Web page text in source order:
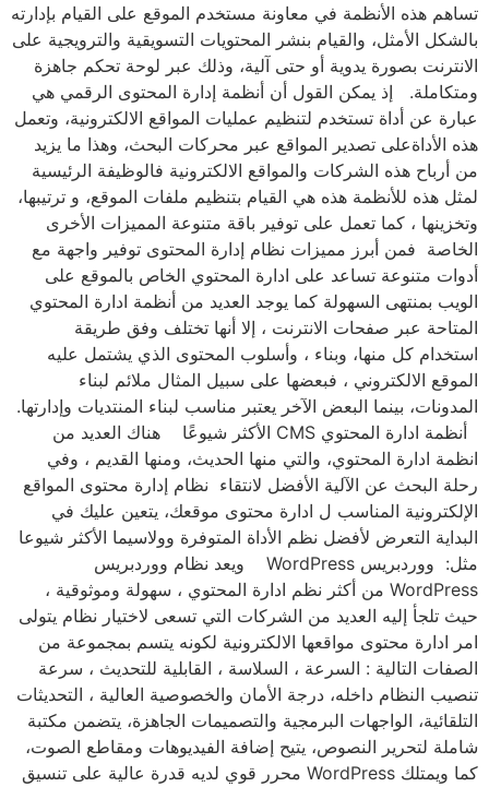
تساهم هذه الأنظمة في معاونة مستخدم الموقع على القيام بإدارته
بالشكل الأمثل، والقيام بنشر المحتويات التسويقية والترويجية على
الانترنت بصورة يدوية أو حتى آلية، وذلك عبر لوحة تحكم جاهزة
ومتكاملة. إذ يمكن القول أن أنظمة إدارة المحتوى الرقمي هي
عبارة عن أداة تستخدم لتنظيم عمليات المواقع الالكترونية، وتعمل
هذه الأداةعلى تصدير المواقع عبر محركات البحث، وهذا ما يزيد
من أرباح هذه الشركات والمواقع الالكترونية فالوظيفة الرئيسية
لمثل هذه للأنظمة هذه هي القيام بتنظيم ملفات الموقع، و ترتيبها،
وتخزينها ، كما تعمل على توفير باقة متنوعة المميزات الأخرى
الخاصة فمن أبرز مميزات نظام إدارة المحتوى توفير واجهة مع
أدوات متنوعة تساعد على ادارة المحتوي الخاص بالموقع على
الويب بمنتهى السهولة كما يوجد العديد من أنظمة ادارة المحتوي
المتاحة عبر صفحات الانترنت ، إلا أنها تختلف وفق طريقة
استخدام كل منها، وبناء ، وأسلوب المحتوى الذي يشتمل عليه
الموقع الالكتروني ، فبعضها على سبيل المثال ملائم لبناء
المدونات، بينما البعض الآخر يعتبر مناسب لبناء المنتديات وإدارتها.
أنظمة ادارة المحتوي CMS الأكثر شيوعًا هناك العديد من
انظمة ادارة المحتوي، والتي منها الحديث، ومنها القديم ، وفي
رحلة البحث عن الآلية الأفضل لانتقاء نظام إدارة محتوى المواقع
الإلكترونية المناسب ل ادارة محتوى موقعك، يتعين عليك في
البداية التعرض لأفضل نظم الأداة المتوفرة وولاسيما الأكثر شيوعا
مثل: ووردبريس WordPress ويعد نظام ووردبريس
WordPress من أكثر نظم ادارة المحتوي ، سهولة وموثوقية ،
حيث تلجأ إليه العديد من الشركات التي تسعى لاختيار نظام يتولى
امر ادارة محتوى مواقعها الالكترونية لكونه يتسم بمجموعة من
الصفات التالية : السرعة ، السلاسة ، القابلية للتحديث ، سرعة
تنصيب النظام داخله، درجة الأمان والخصوصية العالية ، التحديثات
التلقائية، الواجهات البرمجية والتصميمات الجاهزة، يتضمن مكتبة
شاملة لتحرير النصوص، يتيح إضافة الفيديوهات ومقاطع الصوت،
كما ويمتلك WordPress محرر قوي لديه قدرة عالية على تنسيق